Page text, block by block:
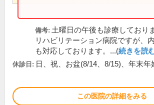
備考: 土曜日の午後も診療しており
リハビリテーション病院ですが、
も対応しております。...(続きを読
休診日: 日、祝、お盆(8/14、8/15)、年末年
この医院の詳細をみる